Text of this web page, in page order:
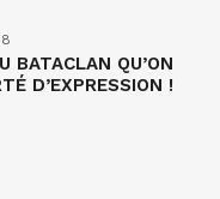
BATACLAN QU’ON
D’EXPRESSION !